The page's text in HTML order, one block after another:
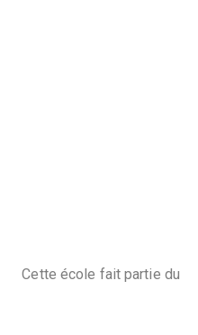
Cette école fait partie du